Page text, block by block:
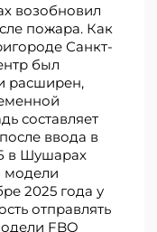
возобновил
пожара. Как
Санкт-
был
расширен,
составляет
ввода в
в Шушарах
модели
2025 года у
отправлять
FBO